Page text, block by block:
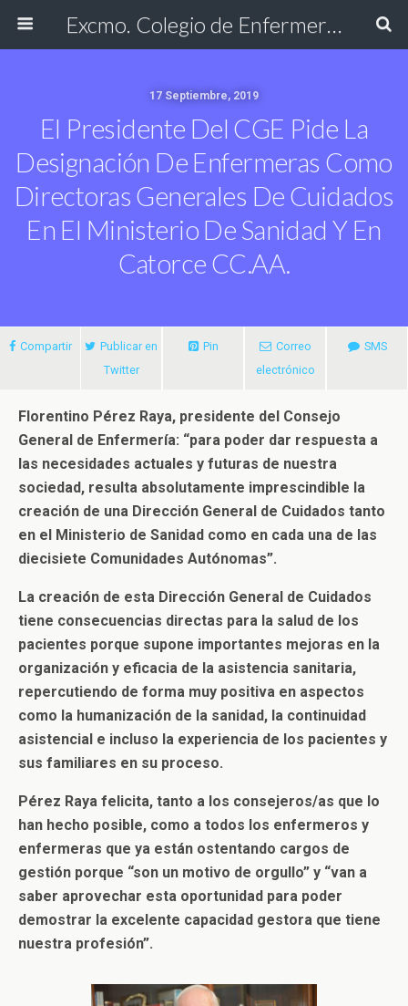
Excmo. Colegio de Enfermería de Cádiz
17 Septiembre, 2019
El Presidente Del CGE Pide La
Designación De Enfermeras Como
Directoras Generales De Cuidados
En El Ministerio De Sanidad Y En
Catorce CC.AA.
Compartir
Publicar en
Twitter
Pin
Correo
electrónico
SMS
Florentino Pérez Raya, presidente del Consejo
General de Enfermería: “para poder dar respuesta a
las necesidades actuales y futuras de nuestra
sociedad, resulta absolutamente imprescindible la
creación de una Dirección General de Cuidados tanto
en el Ministerio de Sanidad como en cada una de las
diecisiete Comunidades Autónomas”.
La creación de esta Dirección General de Cuidados
tiene consecuencias directas para la salud de los
pacientes porque supone importantes mejoras en la
organización y eficacia de la asistencia sanitaria,
repercutiendo de forma muy positiva en aspectos
como la humanización de la sanidad, la continuidad
asistencial e incluso la experiencia de los pacientes y
sus familiares en su proceso.
Pérez Raya felicita, tanto a los consejeros/as que lo
han hecho posible, como a todos los enfermeros y
enfermeras que ya están ostentando cargos de
gestión porque “son un motivo de orgullo” y “van a
saber aprovechar esta oportunidad para poder
demostrar la excelente capacidad gestora que tiene
nuestra profesión”.